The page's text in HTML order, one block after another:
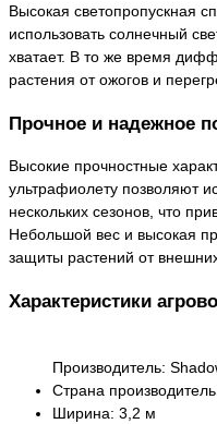
Высокая светопропускная
использовать солнечный
хватает. В то же время
растения от ожогов и
Прочное и надежное
Высокие прочностные
ультрафиолету позволяют
нескольких сезонов, что
Небольшой вес и высокая
защиты растений от
Характеристики
Производитель:
Страна
Ширина: 3,2 м